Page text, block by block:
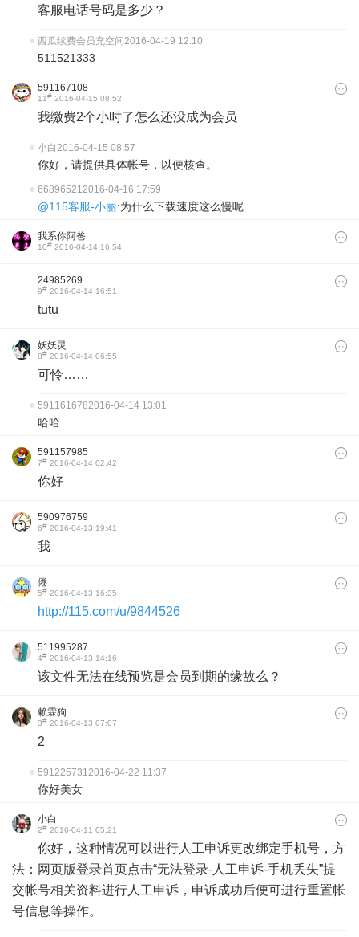
客服电话号码是多少？
西瓜续费会员充空间2016-04-19 12:10
511521333
591167108
11# 2016-04-15 08:52
我缴费2个小时了怎么还没成为会员
小白2016-04-15 08:57
你好，请提供具体帐号，以便核查。
668965212016-04-16 17:59
@115客服-小丽:为什么下载速度这么慢呢
我系你阿爸
10# 2016-04-14 16:54
24985269
9# 2016-04-14 16:51
tutu
妖妖灵
8# 2016-04-14 06:55
可怜……
5911616782016-04-14 13:01
哈哈
591157985
7# 2016-04-14 02:42
你好
590976759
6# 2016-04-13 19:41
我
倦
5# 2016-04-13 16:35
http://115.com/u/9844526
511995287
4# 2016-04-13 14:16
该文件无法在线预览是会员到期的缘故么？
赖霖狗
3# 2016-04-13 07:07
2
5912257312016-04-22 11:37
你好美女
小白
2# 2016-04-11 05:21
你好，这种情况可以进行人工申诉更改绑定手机号，方
法：网页版登录首页点击“无法登录-人工申诉-手机丢失”提
交帐号相关资料进行人工申诉，申诉成功后便可进行重置帐
号信息等操作。